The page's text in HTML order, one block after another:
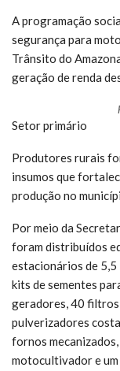
A programação
segurança para
Trânsito do
geração de renda
Setor primário
Produtores rurais
insumos que
produção no
Por meio da
foram distribuídos
estacionários de 5,5
kits de sementes
geradores, 40 filtros
pulverizadores
fornos
motocultivador e